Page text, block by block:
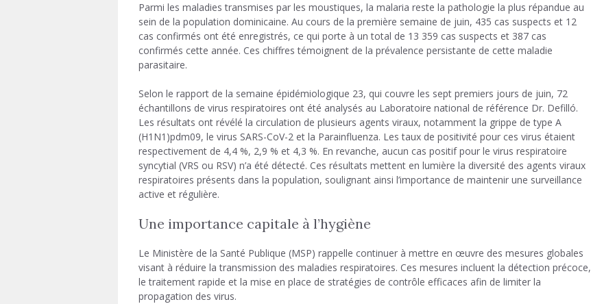
Parmi les maladies transmises par les moustiques, la malaria reste la pathologie la plus répandue au
sein de la population dominicaine. Au cours de la première semaine de juin, 435 cas suspects et 12
cas confirmés ont été enregistrés, ce qui porte à un total de 13 359 cas suspects et 387 cas
confirmés cette année. Ces chiffres témoignent de la prévalence persistante de cette maladie
parasitaire.
Selon le rapport de la semaine épidémiologique 23, qui couvre les sept premiers jours de juin, 72
échantillons de virus respiratoires ont été analysés au Laboratoire national de référence Dr. Defilló.
Les résultats ont révélé la circulation de plusieurs agents viraux, notamment la grippe de type A
(H1N1)pdm09, le virus SARS-CoV-2 et la Parainfluenza. Les taux de positivité pour ces virus étaient
respectivement de 4,4 %, 2,9 % et 4,3 %. En revanche, aucun cas positif pour le virus respiratoire
syncytial (VRS ou RSV) n’a été détecté. Ces résultats mettent en lumière la diversité des agents viraux
respiratoires présents dans la population, soulignant ainsi l’importance de maintenir une surveillance
active et régulière.
Une importance capitale à l’hygiène
Le Ministère de la Santé Publique (MSP) rappelle continuer à mettre en œuvre des mesures globales
visant à réduire la transmission des maladies respiratoires. Ces mesures incluent la détection précoce,
le traitement rapide et la mise en place de stratégies de contrôle efficaces afin de limiter la
propagation des virus.